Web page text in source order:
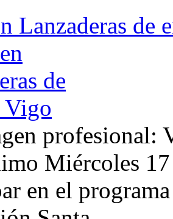
Lanzaderas de
profesional:
Miércoles
en el